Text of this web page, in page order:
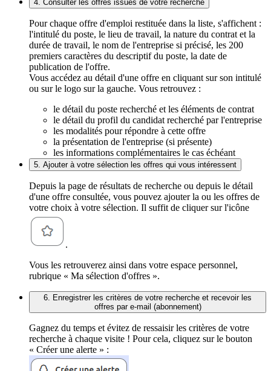
4. Consulter les offres issues de votre recherche
Pour chaque offre d'emploi restituée dans la liste, s'affichent :
l'intitulé du poste, le lieu de travail, la nature du contrat et la
durée de travail, le nom de l'entreprise si précisé, les 200
premiers caractères du descriptif du poste, la date de
publication de l'offre.
Vous accédez au détail d'une offre en cliquant sur son intitulé
ou sur le logo sur la gauche. Vous retrouvez :
le détail du poste recherché et les éléments de contrat
le détail du profil du candidat recherché par l'entreprise
les modalités pour répondre à cette offre
la présentation de l'entreprise (si présente)
les informations complémentaires le cas échéant
5. Ajouter à votre sélection les offres qui vous intéressent
Depuis la page de résultats de recherche ou depuis le détail
d'une offre consultée, vous pouvez ajouter la ou les offres de
votre choix à votre sélection. Il suffit de cliquer sur l'icône
.
Vous les retrouverez ainsi dans votre espace personnel,
rubrique « Ma sélection d'offres ».
6. Enregistrer les critères de votre recherche et recevoir les
offres par e-mail (abonnement)
Gagnez du temps et évitez de ressaisir les critères de votre
recherche à chaque visite ! Pour cela, cliquez sur le bouton
« Créer une alerte » :